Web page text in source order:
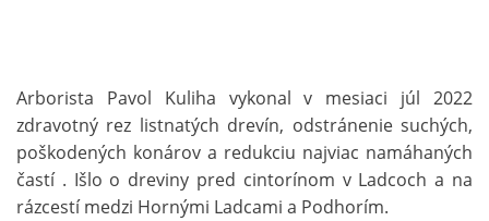
Arborista Pavol Kuliha vykonal v mesiaci júl 2022
zdravotný rez listnatých drevín, odstránenie suchých,
poškodených konárov a redukciu najviac namáhaných
častí . Išlo o dreviny pred cintorínom v Ladcoch a na
rázcestí medzi Hornými Ladcami a Podhorím.